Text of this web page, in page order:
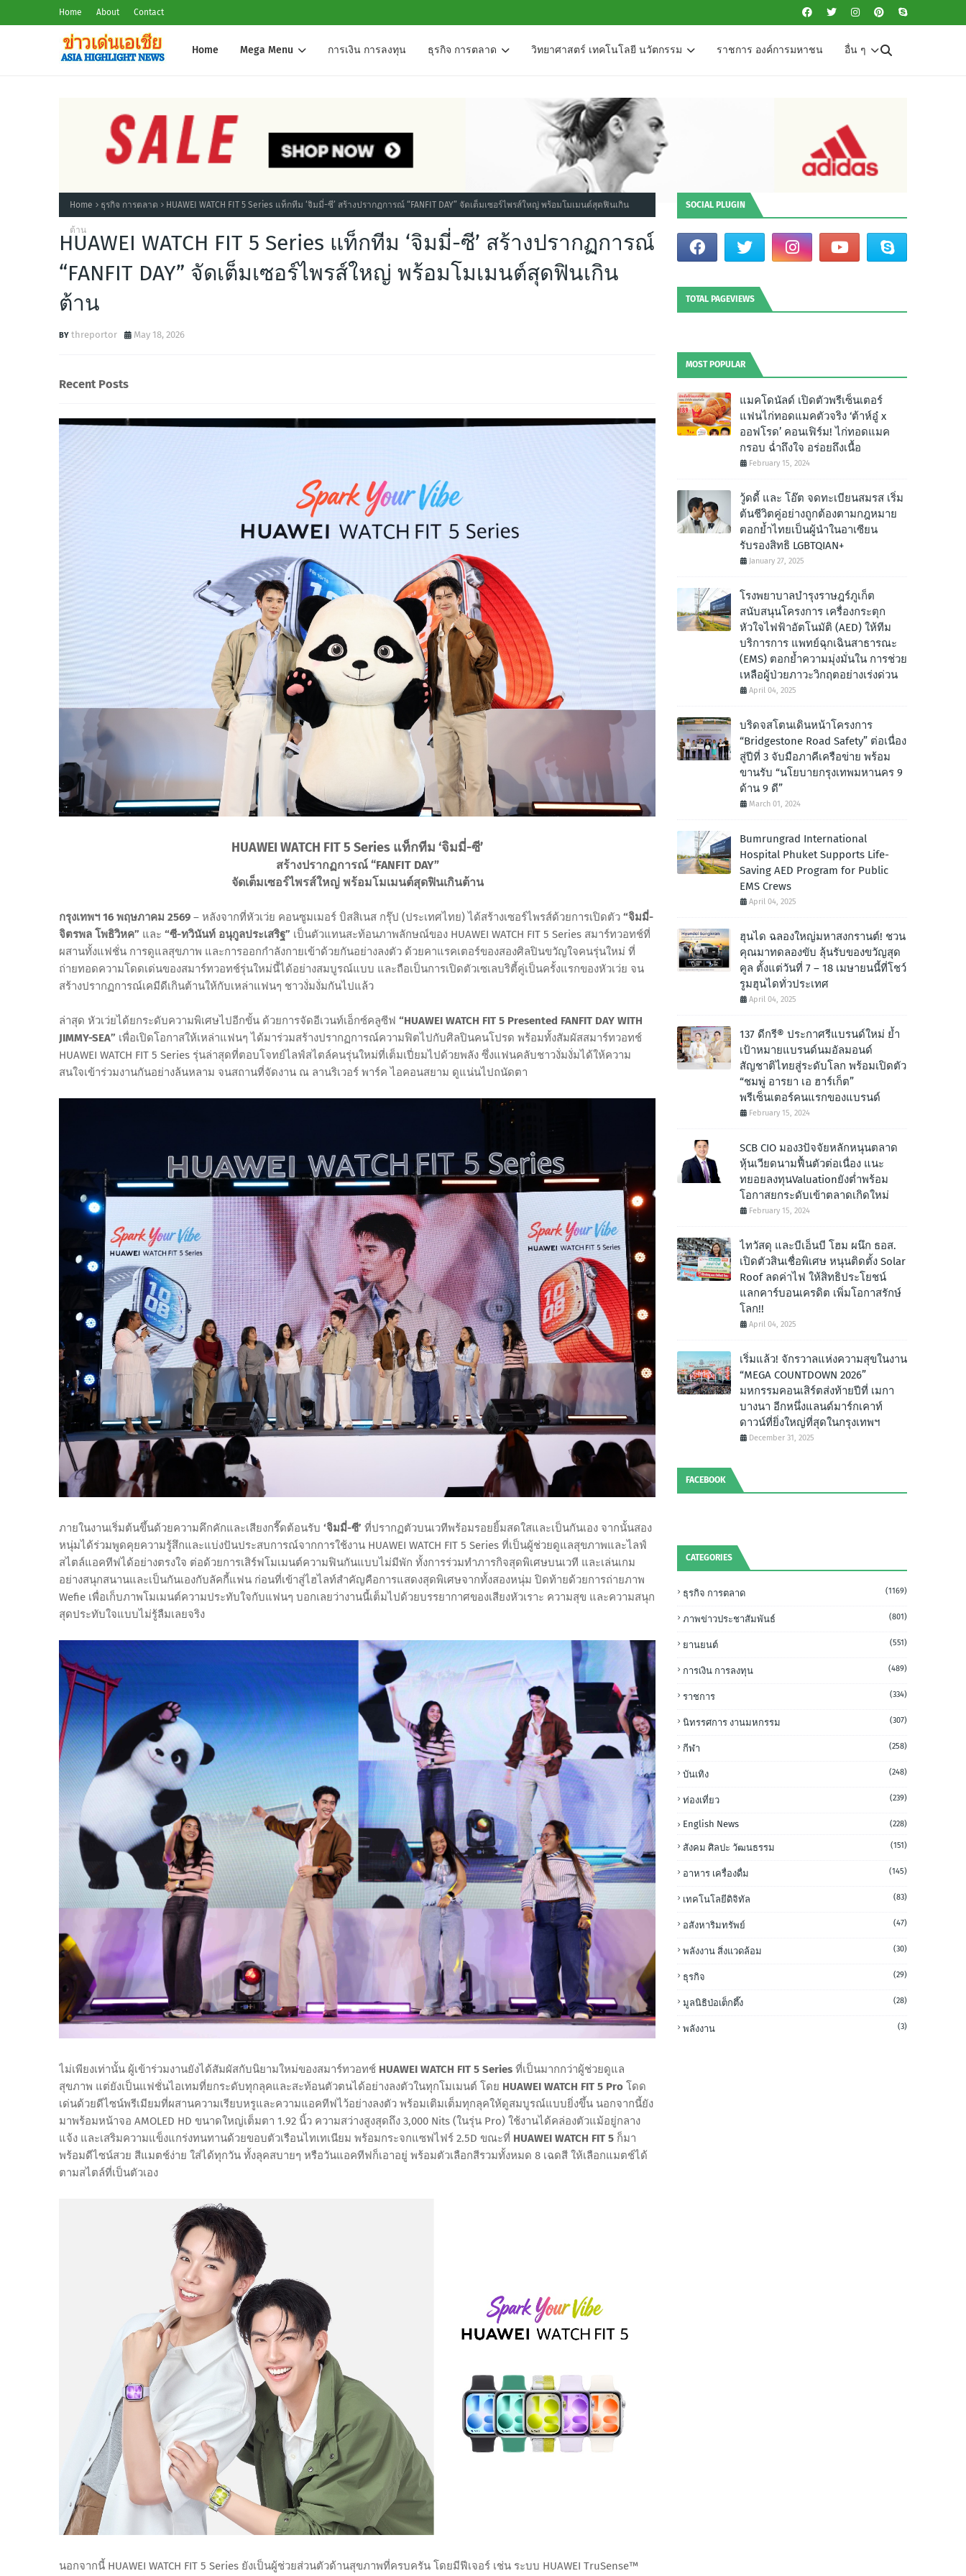
Home About Contact
Home Mega Menu การเงิน การลงทุน ธุรกิจ การตลาด วิทยาศาสตร์ เทคโนโลยี นวัตกรรม ราชการ องค์การมหาชน อื่น ๆ
Home ธุรกิจ การตลาด HUAWEI WATCH FIT 5 Series แท็กทีม ‘จิมมี่-ซี’ สร้างปรากฏการณ์ “FANFIT DAY” จัดเต็มเซอร์ไพรส์ใหญ่ พร้อมโมเมนต์สุดฟินเกิน
ต้าน
HUAWEI WATCH FIT 5 Series แท็กทีม ‘จิมมี่-ซี’ สร้างปรากฏการณ์
“FANFIT DAY” จัดเต็มเซอร์ไพรส์ใหญ่ พร้อมโมเมนต์สุดฟินเกิน
ต้าน
threportor May 18, 2026
Recent Posts
HUAWEI WATCH FIT 5 Series แท็กทีม ‘จิมมี่-ซี’
สร้างปรากฏการณ์ “FANFIT DAY”
จัดเต็มเซอร์ไพรส์ใหญ่ พร้อมโมเมนต์สุดฟินเกินต้าน
กรุงเทพฯ 16 พฤษภาคม 2569 – หลังจากที่หัวเว่ย คอนซูมเมอร์ บิสสิเนส กรุ๊ป (ประเทศไทย) ได้สร้างเซอร์ไพรส์ด้วยการเปิดตัว “จิมมี่-
จิตรพล โพธิวิหค” และ “ซี-ทวินันท์ อนุกูลประเสริฐ” เป็นตัวแทนสะท้อนภาพลักษณ์ของ HUAWEI WATCH FIT 5 Series สมาร์ทวอทช์ที่
ผสานทั้งแฟชั่น การดูแลสุขภาพ และการออกกำลังกายเข้าด้วยกันอย่างลงตัว ด้วยคาแรคเตอร์ของสองศิลปินขวัญใจคนรุ่นใหม่ ที่
ถ่ายทอดความโดดเด่นของสมาร์ทวอทช์รุ่นใหม่นี้ได้อย่างสมบูรณ์แบบ และถือเป็นการเปิดตัวเซเลบริตี้คู่เป็นครั้งแรกของหัวเว่ย จน
สร้างปรากฏการณ์เคมีดีเกินต้านให้กับเหล่าแฟนๆ ชาวงั่มงั่มกันไปแล้ว
ล่าสุด หัวเว่ยได้ยกระดับความพิเศษไปอีกขั้น ด้วยการจัดอีเวนท์เอ็กซ์คลูซีฟ “HUAWEI WATCH FIT 5 Presented FANFIT DAY WITH
JIMMY-SEA” เพื่อเปิดโอกาสให้เหล่าแฟนๆ ได้มาร่วมสร้างปรากฏการณ์ความฟิตไปกับศิลปินคนโปรด พร้อมทั้งสัมผัสสมาร์ทวอทช์
HUAWEI WATCH FIT 5 Series รุ่นล่าสุดที่ตอบโจทย์ไลฟ์สไตล์คนรุ่นใหม่ที่เต็มเปี่ยมไปด้วยพลัง ซึ่งแฟนคลับชาวงั่มงั่มได้ให้ความ
สนใจเข้าร่วมงานกันอย่างล้นหลาม จนสถานที่จัดงาน ณ ลานริเวอร์ พาร์ค ไอคอนสยาม ดูแน่นไปถนัดตา
ภายในงานเริ่มต้นขึ้นด้วยความคึกคักและเสียงกรี๊ดต้อนรับ ‘จิมมี่-ซี’ ที่ปรากฏตัวบนเวทีพร้อมรอยยิ้มสดใสและเป็นกันเอง จากนั้นสอง
หนุ่มได้ร่วมพูดคุยความรู้สึกและแบ่งปันประสบการณ์จากการใช้งาน HUAWEI WATCH FIT 5 Series ที่เป็นผู้ช่วยดูแลสุขภาพและไลฟ์
สไตล์แอคทีฟได้อย่างตรงใจ ต่อด้วยการเสิร์ฟโมเมนต์ความฟินกันแบบไม่มีพัก ทั้งการร่วมทำภารกิจสุดพิเศษบนเวที และเล่นเกม
อย่างสนุกสนานและเป็นกันเองกับลัคกี้แฟน ก่อนที่เข้าสู่ไฮไลท์สำคัญคือการแสดงสุดพิเศษจากทั้งสองหนุ่ม ปิดท้ายด้วยการถ่ายภาพ
Wefie เพื่อเก็บภาพโมเมนต์ความประทับใจกับแฟนๆ บอกเลยว่างานนี้เต็มไปด้วยบรรยากาศของเสียงหัวเราะ ความสุข และความสนุก
สุดประทับใจแบบไม่รู้ลืมเลยจริง
ไม่เพียงเท่านั้น ผู้เข้าร่วมงานยังได้สัมผัสกับนิยามใหม่ของสมาร์ทวอทช์ HUAWEI WATCH FIT 5 Series ที่เป็นมากกว่าผู้ช่วยดูแล
สุขภาพ แต่ยังเป็นแฟชั่นไอเทมที่ยกระดับทุกลุคและสะท้อนตัวตนได้อย่างลงตัวในทุกโมเมนต์ โดย HUAWEI WATCH FIT 5 Pro โดด
เด่นด้วยดีไซน์พรีเมียมที่ผสานความเรียบหรูและความแอคทีฟไว้อย่างลงตัว พร้อมเติมเต็มทุกลุคให้ดูสมบูรณ์แบบยิ่งขึ้น นอกจากนี้ยัง
มาพร้อมหน้าจอ AMOLED HD ขนาดใหญ่เต็มตา 1.92 นิ้ว ความสว่างสูงสุดถึง 3,000 Nits (ในรุ่น Pro) ใช้งานได้คล่องตัวแม้อยู่กลาง
แจ้ง และเสริมความแข็งแกร่งทนทานด้วยขอบตัวเรือนไทเทเนียม พร้อมกระจกแซฟไฟร์ 2.5D ขณะที่ HUAWEI WATCH FIT 5 ก็มา
พร้อมดีไซน์สวย สีแมตช์ง่าย ใส่ได้ทุกวัน ทั้งลุคสบายๆ หรือวันแอคทีฟก็เอาอยู่ พร้อมตัวเลือกสีรวมทั้งหมด 8 เฉดสี ให้เลือกแมตช์ได้
ตามสไตล์ที่เป็นตัวเอง
นอกจากนี้ HUAWEI WATCH FIT 5 Series ยังเป็นผู้ช่วยส่วนตัวด้านสุขภาพที่ครบครัน โดยมีฟีเจอร์ เช่น ระบบ HUAWEI TruSense™
SOCIAL PLUGIN
TOTAL PAGEVIEWS
MOST POPULAR
แมคโดนัลด์ เปิดตัวพรีเซ็นเตอร์
แฟนไก่ทอดแมคตัวจริง ‘ต้าห์อู๋ x
ออฟโรด’ คอนเฟิร์ม! ไก่ทอดแมค
กรอบ ฉํ่าถึงใจ อร่อยถึงเนื้อ
February 15, 2024
วู้ดดี้ และ โอ๊ต จดทะเบียนสมรส เริ่ม
ต้นชีวิตคู่อย่างถูกต้องตามกฎหมาย
ตอกย้ำไทยเป็นผู้นำในอาเซียน
รับรองสิทธิ LGBTQIAN+
January 27, 2025
โรงพยาบาลบำรุงราษฎร์ภูเก็ต
สนับสนุนโครงการ เครื่องกระตุก
หัวใจไฟฟ้าอัตโนมัติ (AED) ให้ทีม
บริการการ แพทย์ฉุกเฉินสาธารณะ
(EMS) ตอกย้ำความมุ่งมั่นใน การช่วย
เหลือผู้ป่วยภาวะวิกฤตอย่างเร่งด่วน
April 04, 2025
บริดจสโตนเดินหน้าโครงการ
“Bridgestone Road Safety” ต่อเนื่อง
สู่ปีที่ 3 จับมือภาคีเครือข่าย พร้อม
ขานรับ “นโยบายกรุงเทพมหานคร 9
ด้าน 9 ดี”
March 01, 2024
Bumrungrad International
Hospital Phuket Supports Life-
Saving AED Program for Public
EMS Crews
April 04, 2025
ฮุนได ฉลองใหญ่มหาสงกรานต์! ชวน
คุณมาทดลองขับ ลุ้นรับของขวัญสุด
คูล ตั้งแต่วันที่ 7 – 18 เมษายนนี้ที่โชว์
รูมฮุนไดทั่วประเทศ
April 04, 2025
137 ดีกรี® ประกาศรีแบรนด์ใหม่ ย้ำ
เป้าหมายแบรนด์นมอัลมอนด์
สัญชาติไทยสู่ระดับโลก พร้อมเปิดตัว
“ชมพู่ อารยา เอ ฮาร์เก็ต”
พรีเซ็นเตอร์คนแรกของแบรนด์
February 15, 2024
SCB CIO มอง3ปัจจัยหลักหนุนตลาด
หุ้นเวียดนามฟื้นตัวต่อเนื่อง แนะ
ทยอยลงทุนValuationยังต่ำพร้อม
โอกาสยกระดับเข้าตลาดเกิดใหม่
February 15, 2024
ไทวัสดุ และบีเอ็นบี โฮม ผนึก ธอส.
เปิดตัวสินเชื่อพิเศษ หนุนติดตั้ง Solar
Roof ลดค่าไฟ ให้สิทธิประโยชน์
แลกคาร์บอนเครดิต เพิ่มโอกาสรักษ์
โลก!!
April 04, 2025
เริ่มแล้ว! จักรวาลแห่งความสุขในงาน
“MEGA COUNTDOWN 2026”
มหกรรมคอนเสิร์ตส่งท้ายปีที่ เมกา
บางนา อีกหนึ่งแลนด์มาร์กเคาท์
ดาวน์ที่ยิ่งใหญ่ที่สุดในกรุงเทพฯ
December 31, 2025
FACEBOOK
CATEGORIES
ธุรกิจ การตลาด (1169)
ภาพข่าวประชาสัมพันธ์ (801)
ยานยนต์ (551)
การเงิน การลงทุน (489)
ราชการ (334)
นิทรรศการ งานมหกรรม (307)
กีฬา (258)
บันเทิง (248)
ท่องเที่ยว (239)
English News (228)
สังคม ศิลปะ วัฒนธรรม (151)
อาหาร เครื่องดื่ม (145)
เทคโนโลยีดิจิทัล (83)
อสังหาริมทรัพย์ (47)
พลังงาน สิ่งแวดล้อม (30)
ธุรกิจ (29)
มูลนิธิป่อเต็กตึ๊ง (28)
พลังงาน (3)